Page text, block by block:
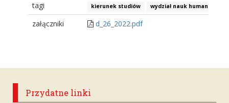
tagi
kierunek studiów wydział nauk
załączniki d_26_2022.pdf
Przydatne linki